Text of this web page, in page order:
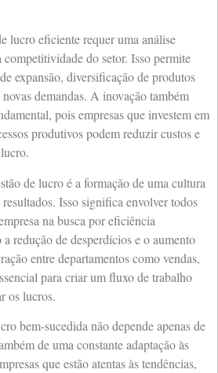
lucro eficiente requer uma análise
do setor. Isso permite
expansão, diversificação de produtos
demandas. A inovação também
pois empresas que investem em
produtivos podem reduzir custos e
de lucro é a formação de uma cultura
Isso significa envolver todos
na busca por eficiência
redução de desperdícios e o aumento
entre departamentos como vendas,
para criar um fluxo de trabalho
os lucros.
bem-sucedida não depende apenas de
de uma constante adaptação às
que estão atentas às tendências,